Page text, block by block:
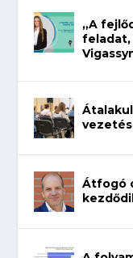
„A
feladat,
Átfogó